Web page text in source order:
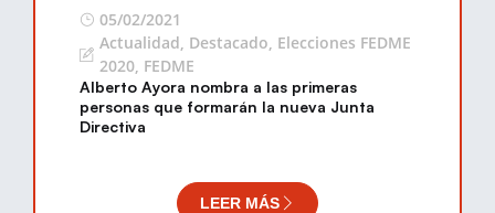
05/02/2021
Actualidad, Destacado, Elecciones FEDME
2020, FEDME
Alberto Ayora nombra a las primeras
personas que formarán la nueva Junta
Directiva
LEER MÁS